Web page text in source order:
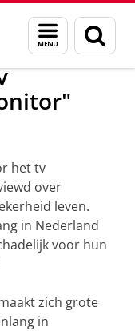
Menu
en
zoeken
voor Kinderen en
het tv
over
leven.
in Nederland
voor hun
zich grote
in